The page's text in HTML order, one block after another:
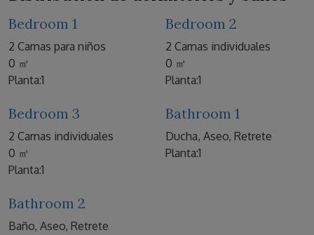
Bedroom 1
2 Camas para niños
0 ㎡
Planta:1
Bedroom 2
2 Camas individuales
0 ㎡
Planta:1
Bedroom 3
2 Camas individuales
0 ㎡
Planta:1
Bathroom 1
Ducha, Aseo, Retrete
Planta:1
Bathroom 2
Baño, Aseo, Retrete